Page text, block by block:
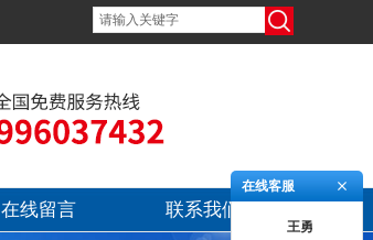
在线留言 联系我们
在线客服
王勇